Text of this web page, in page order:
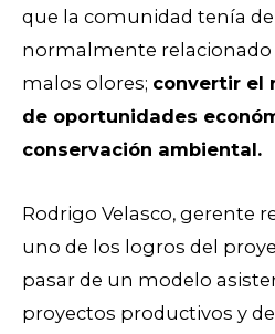
que la comunidad tenía de
normalmente
malos olores; convertir el
de oportunidades
conservación ambiental.
Rodrigo Velasco, gerente
uno de los logros del
pasar de un modelo
proyectos productivos y de